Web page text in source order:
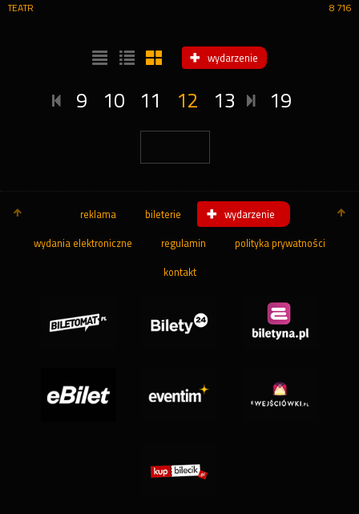
8 716
TEATR
wydarzenie
9 10 11 12 13 19
reklama bileterie wydarzenie
wydania elektroniczne regulamin polityka prywatności
kontakt